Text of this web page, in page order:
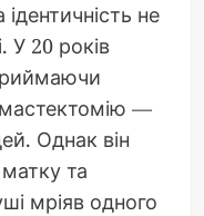
не
У 20 років
—
Однак він
та
мріяв одного